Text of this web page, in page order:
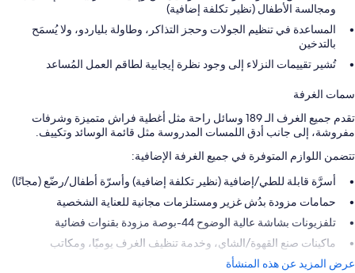
ومجالسة الأطفال (نظير تكلفة إضافية)
المساعدة في تنظيم الجولات وحجز التذاكر، وطاولة بلياردو، ولا يُسمَح
بالتدخين
تُشير تقييمات النزلاء إلى وجود نظرة إيجابية لطاقم العمل المُساعد
سمات الغرفة
تقدم جميع الغرف الـ 189 وسائل راحة مثل أغطية فراش متميزة وشرفات
مفروشة، إلى جانب أدق اللمسات المدروسة مثل قائمة الوسائد وتكييف.
تتضمن اللوازم المتوفرة في جميع الغرفة الإضافية:
أسرَّة قابلة للطي/إضافية (نظير تكلفة إضافية) وأسرّة أطفال/رضّع (مجانًا)
حمامات مزودة بدُش غزير ومستلزمات مجانية للعناية الشخصية
تلفزيونات بشاشة عالية الوضوح 44-بوصة مزودة بقنوات فضائية
ماكينات صنع القهوة/الشاي، وخدمة تنظيف الغرف يوميًا، ومكاتب
عرض المزيد عن هذه المنشأة